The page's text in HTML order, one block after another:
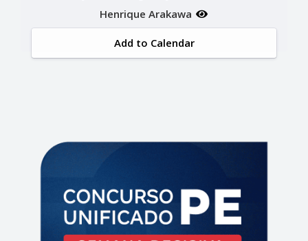
Henrique Arakawa
Add to Calendar